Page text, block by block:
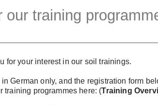
our training
for your interest in our soil trainings.
German only, and the registration form
training programmes here: (Training